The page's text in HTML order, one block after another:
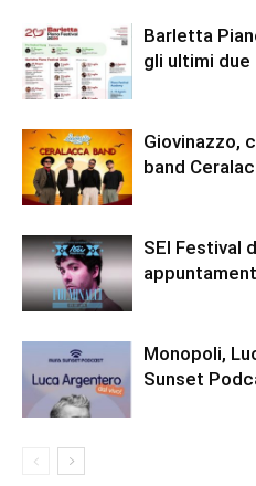
Barletta
gli ultimi
Giovinazzo,
band
SEI Festival
Monopoli,
Sunset